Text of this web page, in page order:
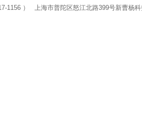
1156 ）
上海市普陀区怒江北路399号新曹杨